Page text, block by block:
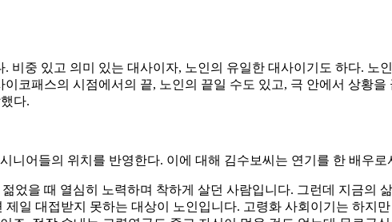
중 있고 의미 있는 대사이자, 노인의 유일한 대사이기도 하다. 노
코패스의 시점에서의 끝, 노인의 끝일 수도 있고, 극 안에서 상황을
다.
어들의 위치를 반영한다. 이에 대해 김수보씨는 연기를 한 배우로
을 때 열심히 노력하며 착하게 살던 사람입니다. 그런데 지금의
일 대접받지 못하는 대상이 노인입니다. 고령화 사회이기는 하지